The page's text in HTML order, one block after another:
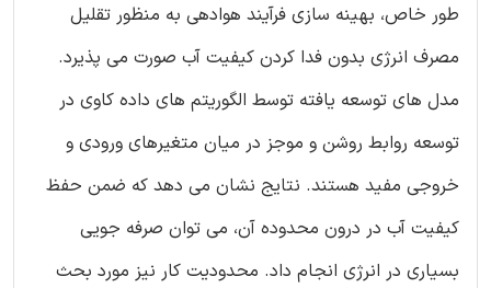
طور خاص، بهینه سازی فرآیند هوادهی به منظور تقلیل
مصرف انرژی بدون فدا کردن کیفیت آب صورت می پذیرد.
مدل های توسعه یافته توسط الگوریتم های داده کاوی در
توسعه روابط روشن و موجز در میان متغیرهای ورودی و
خروجی مفید هستند. نتایج نشان می دهد که ضمن حفظ
کیفیت آب در درون محدوده آن، می توان صرفه جویی
بسیاری در انرژی انجام داد. محدودیت کار نیز مورد بحث